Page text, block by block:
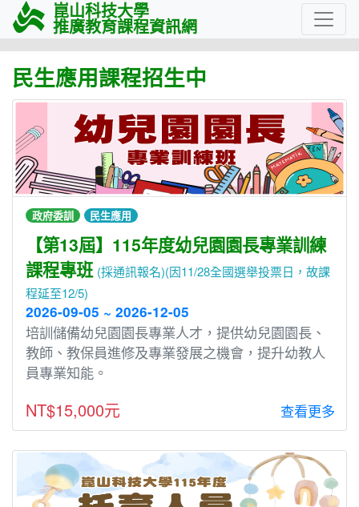
崑山科技大學
推廣教育課程資訊網
民生應用課程招生中
政府委訓 民生應用
【第13屆】115年度幼兒園園長專業訓練
課程專班 (採通訊報名)(因11/28全國選舉投票日，故課
程延至12/5)
2026-09-05 ~ 2026-12-05
培訓儲備幼兒園園長專業人才，提供幼兒園園長、
教師、教保員進修及專業發展之機會，提升幼教人
員專業知能。
NT$15,000元 查看更多